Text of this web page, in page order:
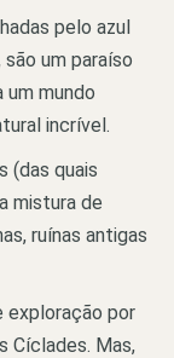
pelo azul
são um paraíso
um mundo
incrível.
(das quais
mistura de
ruínas antigas
exploração por
Cíclades. Mas,